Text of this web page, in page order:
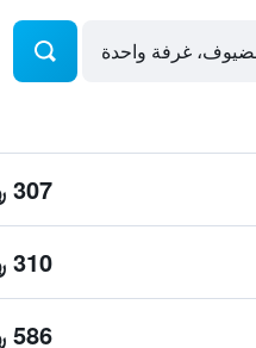
307 ﷼
310 ﷼
586 ﷼